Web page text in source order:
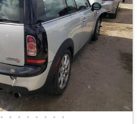
• • • • • • • •